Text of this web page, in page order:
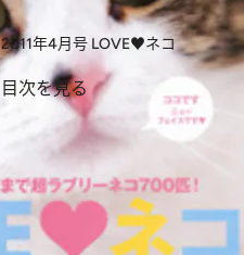
2011年4月号 LOVE♥ネコ
目次を見る